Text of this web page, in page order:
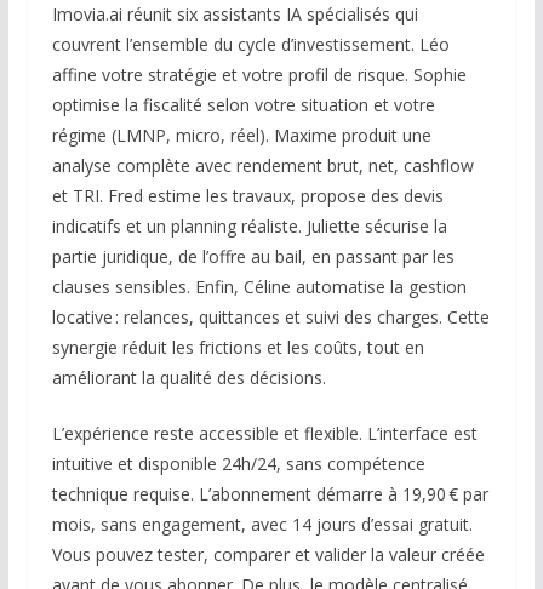
Imovia.ai réunit six assistants IA spécialisés qui
couvrent l’ensemble du cycle d’investissement. Léo
affine votre stratégie et votre profil de risque. Sophie
optimise la fiscalité selon votre situation et votre
régime (LMNP, micro, réel). Maxime produit une
analyse complète avec rendement brut, net, cashflow
et TRI. Fred estime les travaux, propose des devis
indicatifs et un planning réaliste. Juliette sécurise la
partie juridique, de l’offre au bail, en passant par les
clauses sensibles. Enfin, Céline automatise la gestion
locative : relances, quittances et suivi des charges. Cette
synergie réduit les frictions et les coûts, tout en
améliorant la qualité des décisions.
L’expérience reste accessible et flexible. L’interface est
intuitive et disponible 24h/24, sans compétence
technique requise. L’abonnement démarre à 19,90 € par
mois, sans engagement, avec 14 jours d’essai gratuit.
Vous pouvez tester, comparer et valider la valeur créée
avant de vous abonner. De plus, le modèle centralisé